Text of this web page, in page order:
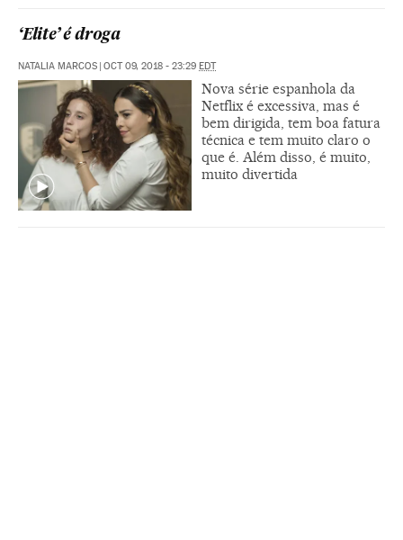
‘Elite’ é droga
NATALIA MARCOS | OCT 09, 2018 - 23:29 EDT
Nova série espanhola da
Netflix é excessiva, mas é
bem dirigida, tem boa fatura
técnica e tem muito claro o
que é. Além disso, é muito,
muito divertida